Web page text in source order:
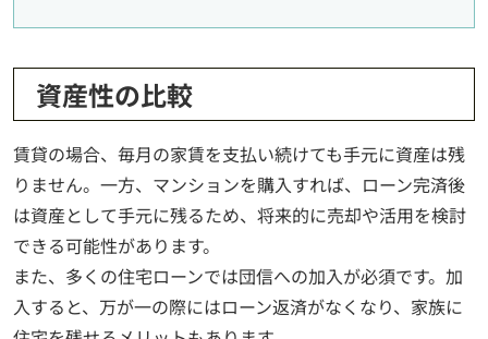
資産性の比較
賃貸の場合、毎月の家賃を支払い続けても手元に資産は残
りません。一方、マンションを購入すれば、ローン完済後
は資産として手元に残るため、将来的に売却や活用を検討
できる可能性があります。
また、多くの住宅ローンでは団信への加入が必須です。加
入すると、万が一の際にはローン返済がなくなり、家族に